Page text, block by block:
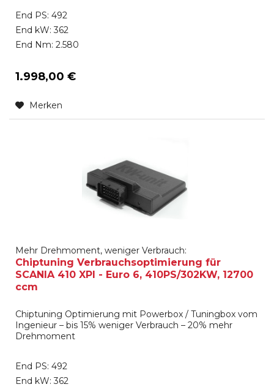
End PS: 492
End kW: 362
End Nm: 2.580
1.998,00 €
Merken
Mehr Drehmoment, weniger Verbrauch:
Chiptuning Verbrauchsoptimierung für
SCANIA 410 XPI - Euro 6, 410PS/302KW, 12700
ccm
Chiptuning Optimierung mit Powerbox / Tuningbox vom
Ingenieur – bis 15% weniger Verbrauch – 20% mehr
Drehmoment
End PS: 492
End kW: 362